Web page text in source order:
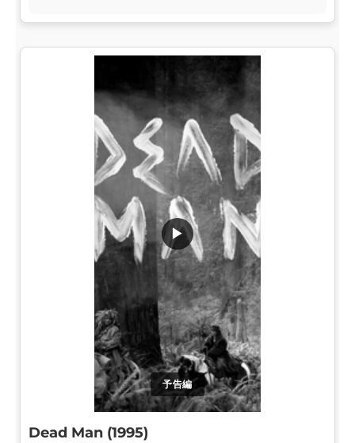
予告編
▶
Dead Man (1995)